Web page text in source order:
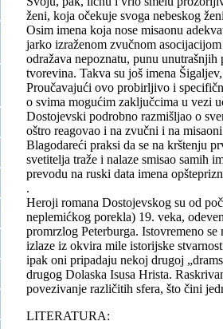
ženi, koja očekuje svoga nebeskog
Osim imena koja nose misaonu
jarko izraženom zvučnom
odražava nepoznatu, punu
tvorevina. Takva su još imena
Proučavajući ovo probirljivo i
o svima mogućim zaključcima u vezi
Dostojevski podrobno razmišljao o
oštro reagovao i na zvučni i na
Blagodareći praksi da se na krštenju
svetitelja traže i nalaze smisao samih
prevodu na ruski data imena
.
Heroji romana Dostojevskog su od
neplemićkog porekla) 19. veka,
promrzlog Peterburga. Istovremeno
izlaze iz okvira mile istorijske
ipak oni pripadaju nekoj drugoj
drugog Dolaska Isusa Hrista.
povezivanje različitih sfera, što čini
LITERATURA: